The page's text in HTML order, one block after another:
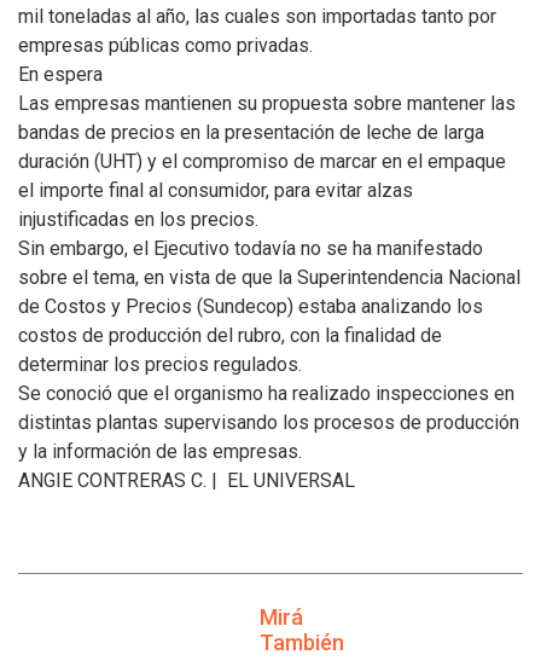
mil toneladas al año, las cuales son importadas tanto por
empresas públicas como privadas.
En espera
Las empresas mantienen su propuesta sobre mantener las
bandas de precios en la presentación de leche de larga
duración (UHT) y el compromiso de marcar en el empaque
el importe final al consumidor, para evitar alzas
injustificadas en los precios.
Sin embargo, el Ejecutivo todavía no se ha manifestado
sobre el tema, en vista de que la Superintendencia Nacional
de Costos y Precios (Sundecop) estaba analizando los
costos de producción del rubro, con la finalidad de
determinar los precios regulados.
Se conoció que el organismo ha realizado inspecciones en
distintas plantas supervisando los procesos de producción
y la información de las empresas.
ANGIE CONTRERAS C. | EL UNIVERSAL
Mirá
También